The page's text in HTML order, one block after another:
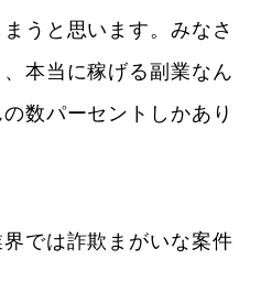
うと思います。みなさ
本当に稼げる副業なん
数パーセントしかあり
では詐欺まがいな案件